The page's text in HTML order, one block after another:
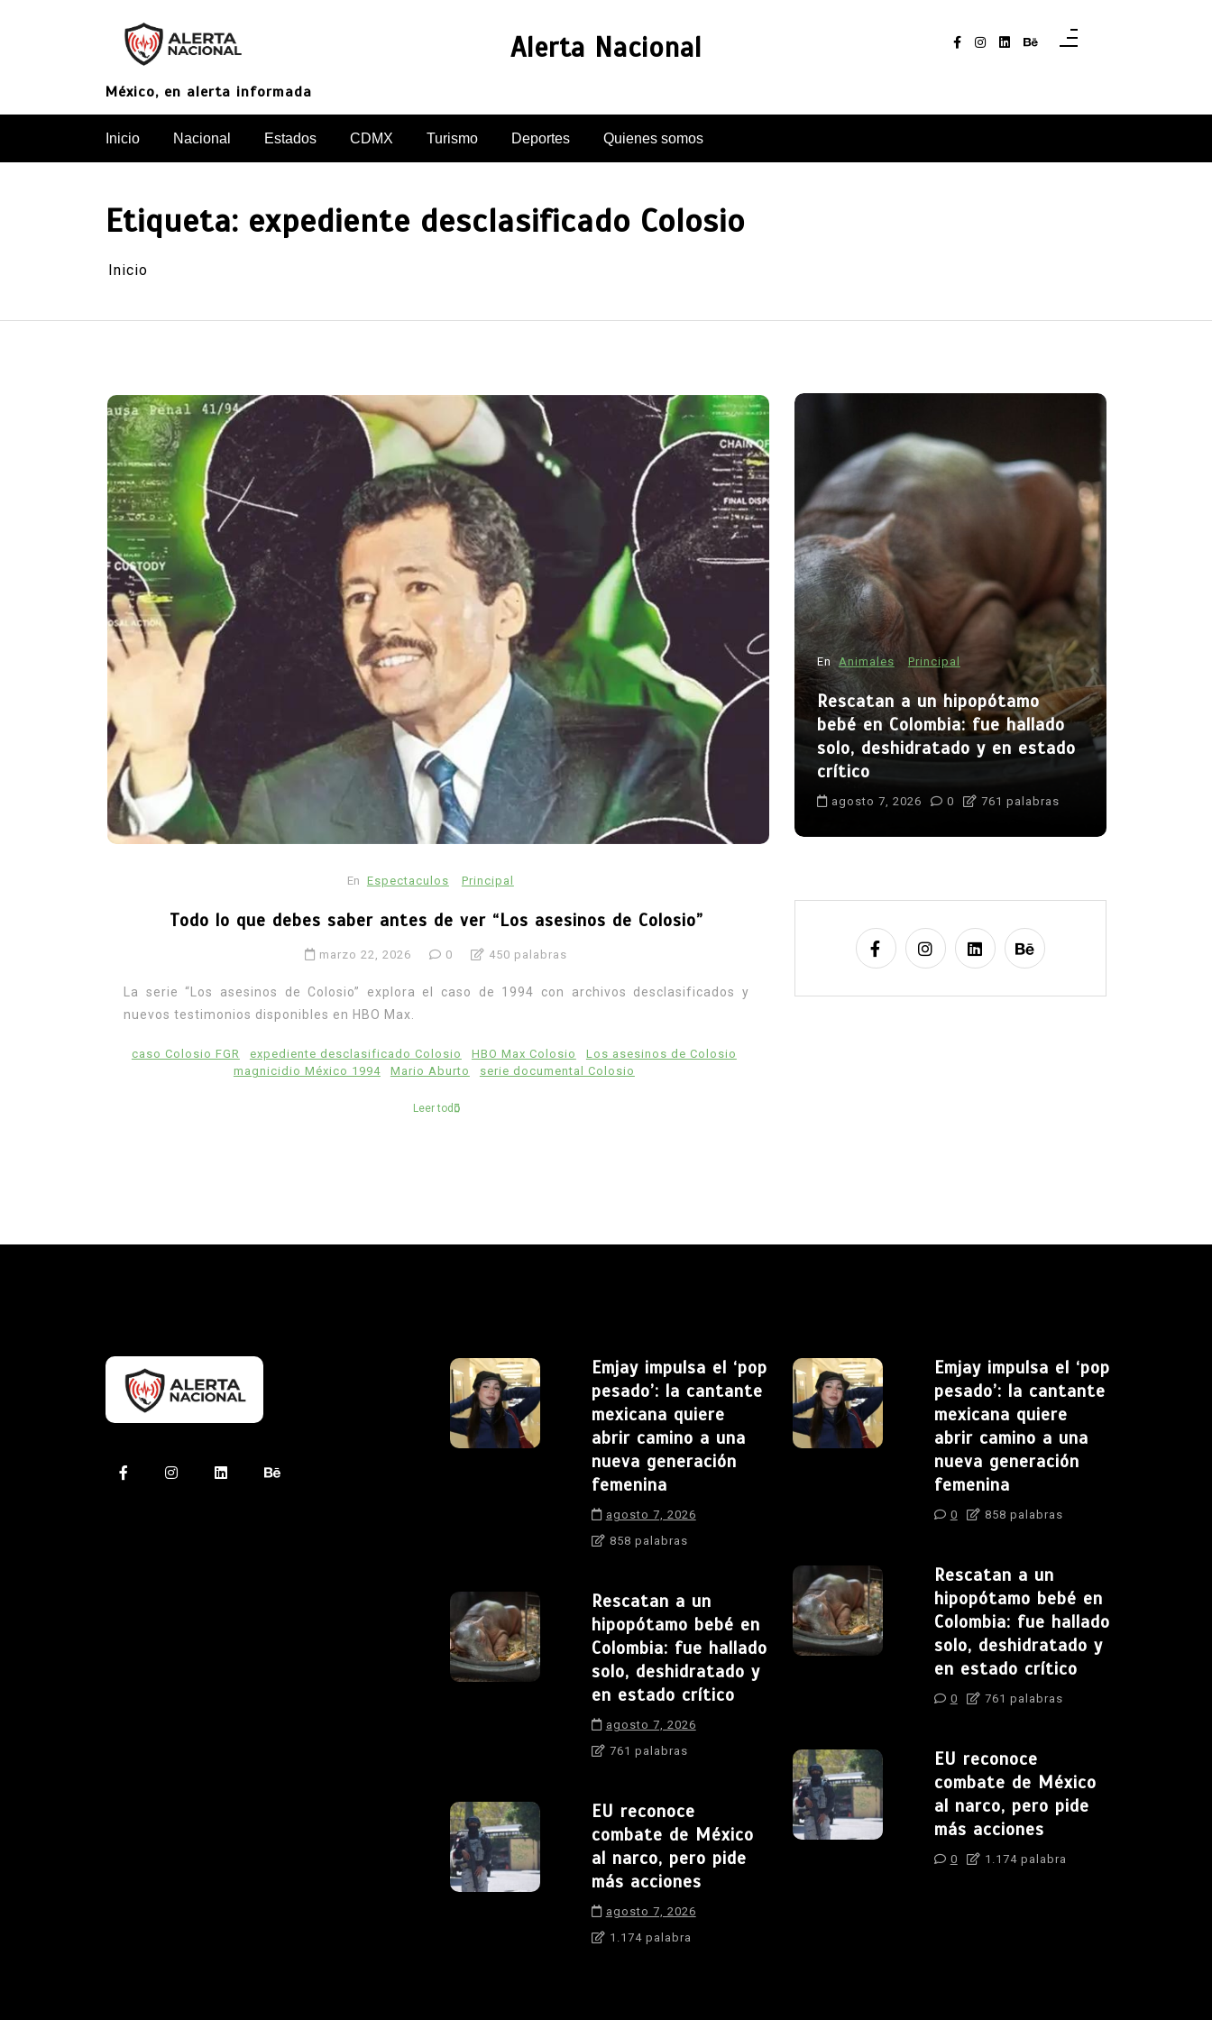
Alerta Nacional
México, en alerta informada
Inicio Nacional Estados CDMX Turismo Deportes Quienes somos
Etiqueta: expediente desclasificado Colosio
Inicio
En Espectaculos Principal
Todo lo que debes saber antes de ver “Los asesinos de Colosio”
marzo 22, 2026 0 450 palabras
La serie “Los asesinos de Colosio” explora el caso de 1994 con archivos desclasificados y
nuevos testimonios disponibles en HBO Max.
caso Colosio FGR expediente desclasificado Colosio HBO Max Colosio
Los asesinos de Colosio
magnicidio México 1994
Mario Aburto serie documental Colosio
Leer todo
Principal
Rescatan a un hipopótamo
bebé en Colombia: fue hallado
solo, deshidratado y en estado
crítico
agosto 7, 2026 761 palabras
En Principal
Emjay impulsa el ‘pop pesado’:
la cantante mexicana quiere
abrir camino a una nueva
generación femenina
agosto 7, 2026 858 palabras
En Animales Principal
Rescatan a un hipopótamo
bebé en Colombia: fue hallado
solo, deshidratado y en estado
crítico
agosto 7, 2026 0 761 palabras
Emjay impulsa el ‘pop
pesado’: la cantante
mexicana quiere
abrir camino a una
nueva generación
femenina
agosto 7, 2026
858 palabras
Rescatan a un
hipopótamo bebé en
Colombia: fue hallado
solo, deshidratado y
en estado crítico
agosto 7, 2026
761 palabras
EU reconoce
combate de México
al narco, pero pide
más acciones
agosto 7, 2026
1.174 palabra
Emjay impulsa el ‘pop
pesado’: la cantante
mexicana quiere
abrir camino a una
nueva generación
femenina
0 858 palabras
Rescatan a un
hipopótamo bebé en
Colombia: fue hallado
solo, deshidratado y
en estado crítico
0 761 palabras
EU reconoce
combate de México
al narco, pero pide
más acciones
0 1.174 palabra